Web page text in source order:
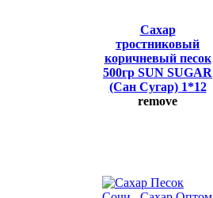
Сахар
тростниковый
коричневый песок
500гр SUN SUGAR
(Сан Сугар) 1*12
remove